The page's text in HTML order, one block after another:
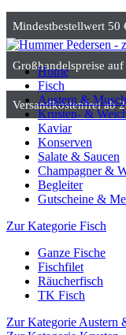
Mindestbestellwert 50
Großhandelspreise
Versandkostenfrei ab
Home
Fisch
Austern &
Krusten- &
Kaviar
Konserven
Salate & Saucen
Champagner &
Begleiter
Gutscheine &
Zur Kategorie Fisch
Ganze Fische
Fischfilet
Räucherfisch
TK Fisch
Zur Kategorie Austern